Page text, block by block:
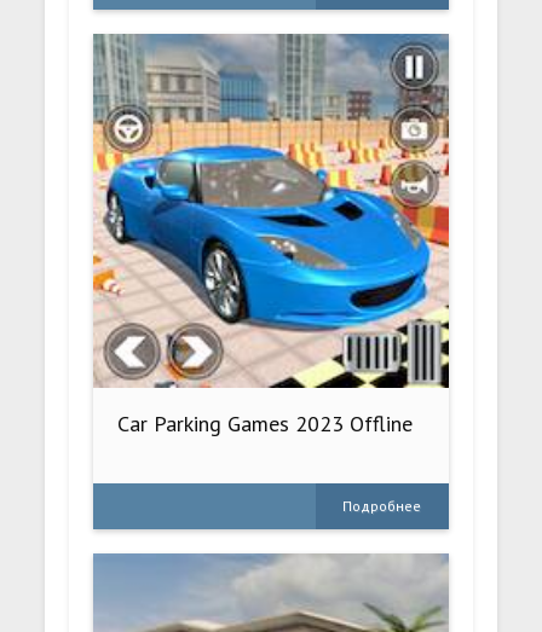
Car Parking Games 2023 Offline
Подробнее